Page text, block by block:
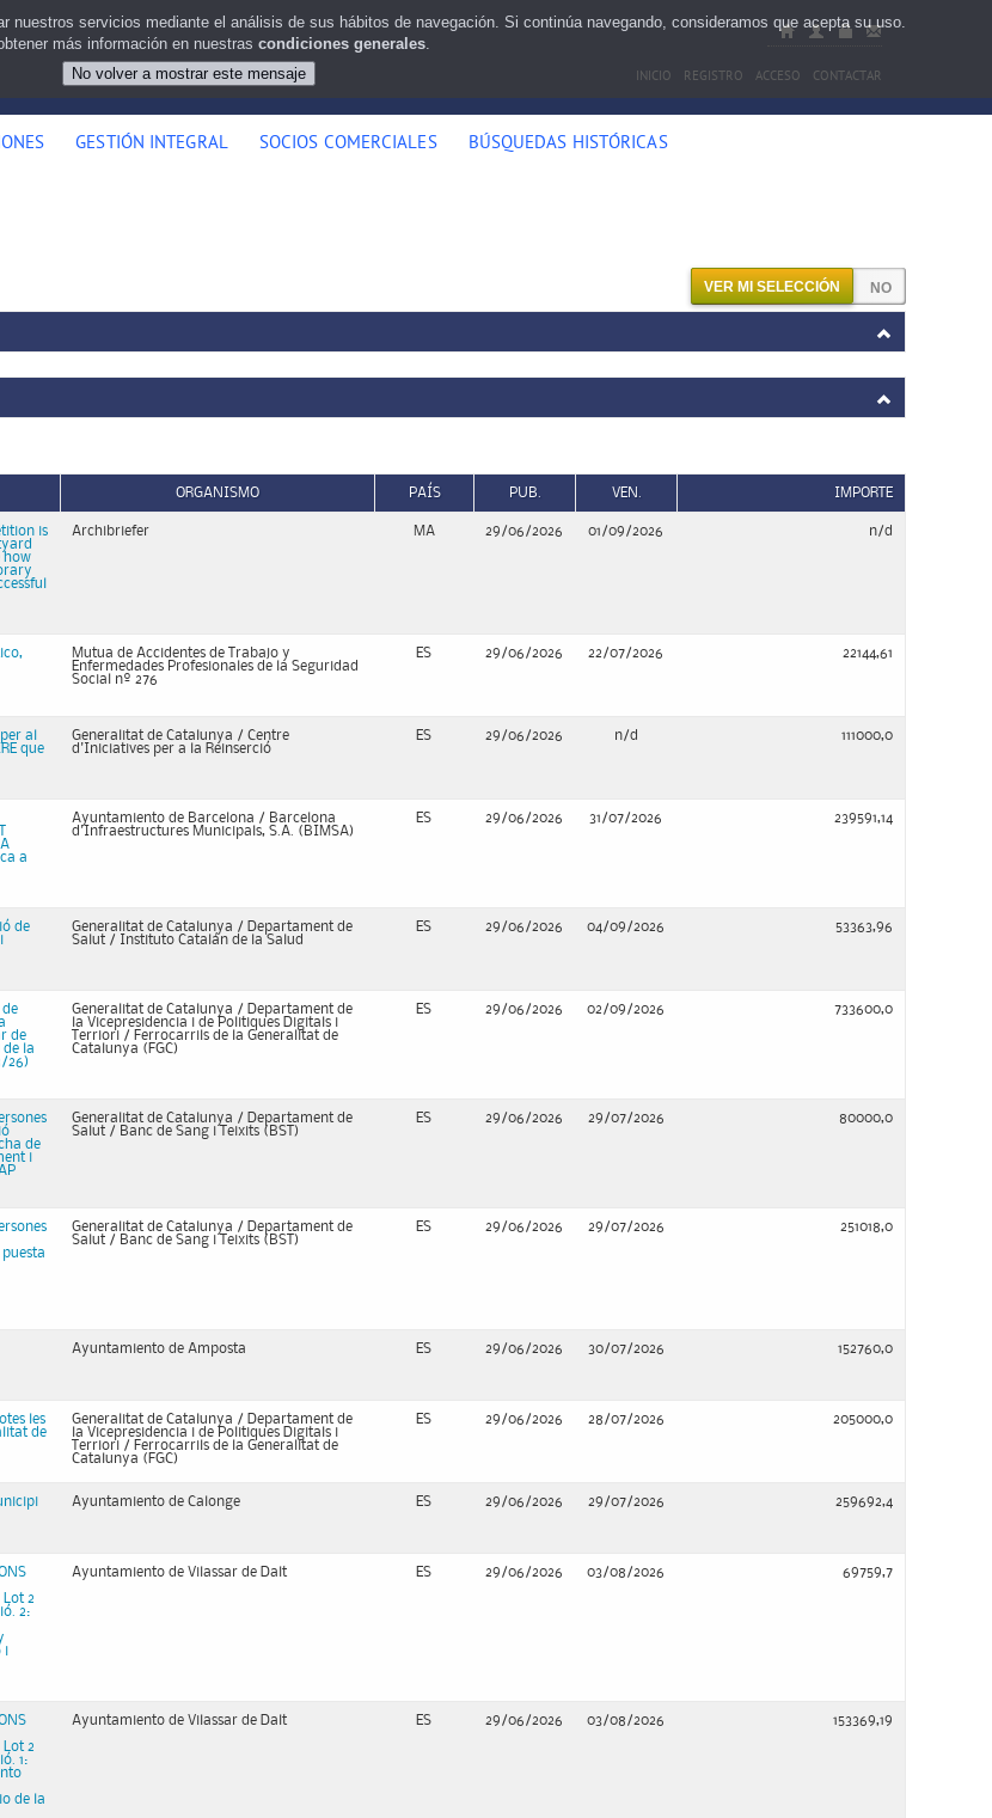
INICIO REGISTRO ACCESO CONTACTAR
GESTIÓN INTEGRAL SOCIOS COMERCIALES BÚSQUEDAS HISTÓRICAS
VER MI SELECCIÓN
ORGANISMO PAÍS PUB. VEN. IMPORTE
is
how
Archibriefer MA 29/06/2026 01/09/2026 n/d
Mutua de Accidentes de Trabajo y
Enfermedades Profesionales de la Seguridad
Social nº 276
ES 29/06/2026 22/07/2026 22144,61
al
que
Generalitat de Catalunya / Centre
d'Iniciatives per a la Reinserció
ES 29/06/2026 n/d 111000,0
a
Ayuntamiento de Barcelona / Barcelona
d'Infraestructures Municipals, S.A. (BIMSA)
ES 29/06/2026 31/07/2026 239591,14
de
Generalitat de Catalunya / Departament de
Salut / Instituto Catalán de la Salud
ES 29/06/2026 04/09/2026 53363,96
de
de la
26)
Generalitat de Catalunya / Departament de
la Vicepresidencia i de Politiques Digitals i
Terriori / Ferrocarrils de la Generalitat de
Catalunya (FGC)
ES 29/06/2026 02/09/2026 733600,0
de
i
Generalitat de Catalunya / Departament de
Salut / Banc de Sang i Teixits (BST)
ES 29/06/2026 29/07/2026 80000,0
Generalitat de Catalunya / Departament de
Salut / Banc de Sang i Teixits (BST)
ES 29/06/2026 29/07/2026 251018,0
Ayuntamiento de Amposta ES 29/06/2026 30/07/2026 152760,0
les
de
Generalitat de Catalunya / Departament de
la Vicepresidencia i de Politiques Digitals i
Terriori / Ferrocarrils de la Generalitat de
Catalunya (FGC)
ES 29/06/2026 28/07/2026 205000,0
Ayuntamiento de Calonge ES 29/06/2026 29/07/2026 259692,4
2
2:
i
Ayuntamiento de Vilassar de Dalt ES 29/06/2026 03/08/2026 69759,7
2
1:
de la
Ayuntamiento de Vilassar de Dalt ES 29/06/2026 03/08/2026 153369,19
servicios mediante el análisis de sus hábitos de navegación. Si continúa navegando, consideramos que acepta su uso.
más información en nuestras condiciones generales.